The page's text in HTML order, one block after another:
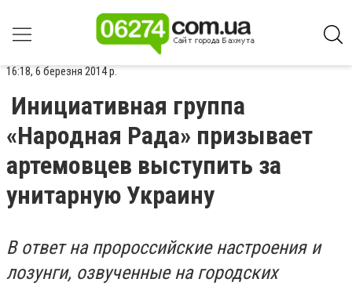
16:18, 6 березня 2014 р.
Инициативная группа
«Народная Рада» призывает
артемовцев выступить за
унитарную Украину
В ответ на пророссийские настроения и
лозунги, озвученные на городских